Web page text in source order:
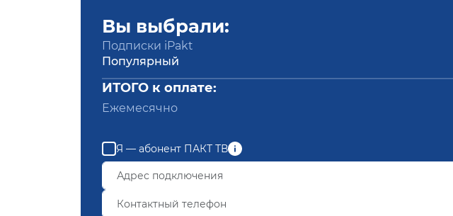
Вы выбрали:
Подписки iPakt
Популярный
ИТОГО к оплате:
Ежемесячно
Я — абонент ПАКТ ТВ